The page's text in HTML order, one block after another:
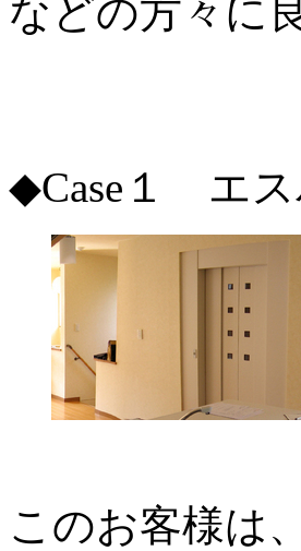
などの方々に
◆Case１ エス
このお客様は、